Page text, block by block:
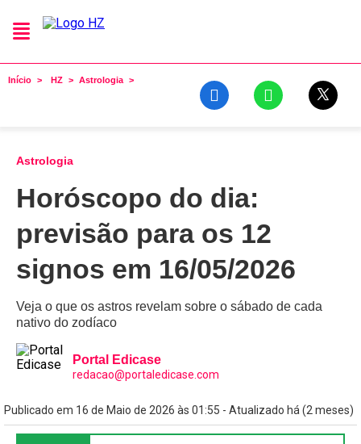
Início HZ Astrologia
Astrologia
Horóscopo do dia:
previsão para os 12
signos em 16/05/2026
Veja o que os astros revelam sobre o sábado de cada
nativo do zodíaco
Portal Edicase
redacao@portaledicase.com
Publicado em 16 de Maio de 2026 às 01:55 - Atualizado há (2 meses)